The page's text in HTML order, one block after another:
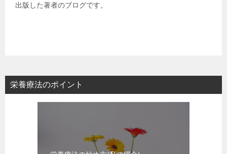
出版した著者のブログです。
栄養療法のポイント